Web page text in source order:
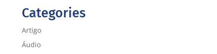
Categories
Artigo
Áudio